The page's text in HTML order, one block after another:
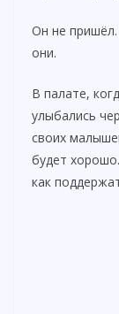
Он не
они.
В палате,
улыбались
своих
будет
как